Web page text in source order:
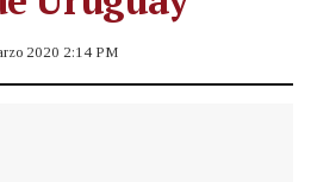
2020 2:14 PM